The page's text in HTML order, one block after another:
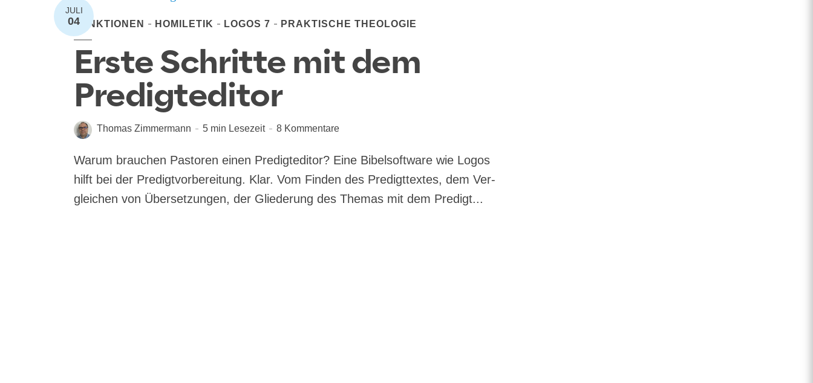
JULI
04FUNKTIONEN HOMILETIK LOGOS 7 PRAKTISCHE THEOLOGIE
Erste Schritte mit dem
Predigteditor
Thomas Zimmermann 5 min Lesezeit 8 Kommentare
Warum brauchen Pastoren einen Predigteditor? Eine Bibel­soft­ware wie Logos
hilft bei der Pre­digt­vor­be­rei­tung. Klar. Vom Fin­den des Pre­digt­tex­tes, dem Ver­
glei­chen von Über­set­zun­gen, der Glie­de­rung des The­mas mit dem Pre­digt...